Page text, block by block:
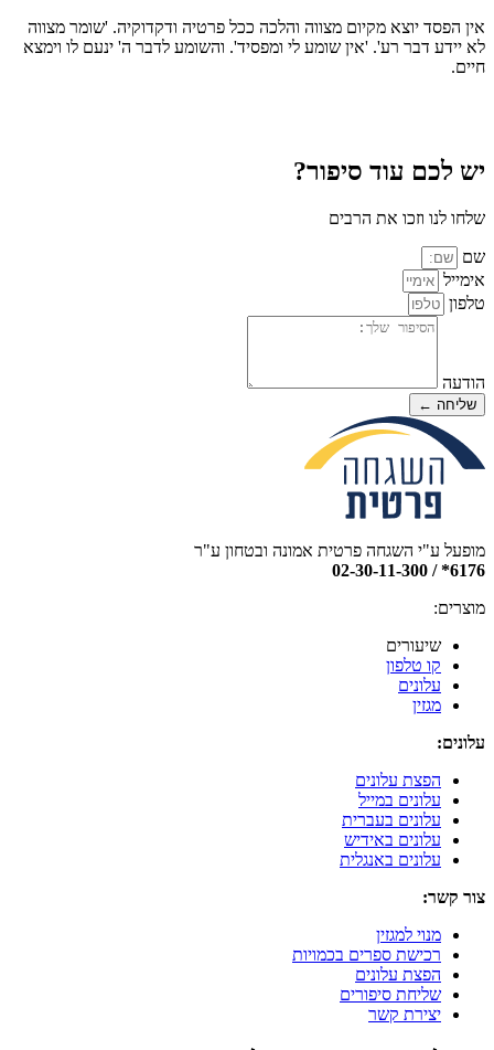
אין הפסד יוצא מקיום מצווה והלכה ככל פרטיה ודקדוקיה. 'שומר מצווה
לא יידע דבר רע'. 'אין שומע לי ומפסיד'. והשומע לדבר ה' ינעם לו וימצא
חיים.
יש לכם עוד סיפור?
שלחו לנו וזכו את הרבים
שם
אימייל
טלפון
הודעה
שליחה ←
מופעל ע"י השגחה פרטית אמונה ובטחון ע"ר
6176* / 02-30-11-300
מוצרים:
שיעורים
קו טלפון
עלונים
מגזין
עלונים:
הפצת עלונים
עלונים במייל
עלונים בעברית
עלונים באידיש
עלונים באנגלית
צור קשר:
מנוי למגזין
רכישת ספרים בכמויות
הפצת עלונים
שליחת סיפורים
יצירת קשר